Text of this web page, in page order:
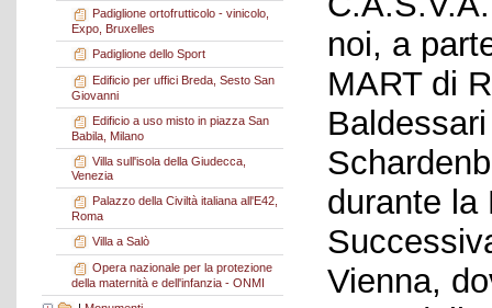
Padiglione ortofrutticolo - vinicolo,
Expo, Bruxelles
Padiglione dello Sport
Edificio per uffici Breda, Sesto San
Giovanni
Edificio a uso misto in piazza San
Babila, Milano
Villa sull'isola della Giudecca,
Venezia
Palazzo della Civiltà italiana all'E42,
Roma
Villa a Salò
Opera nazionale per la protezione
della maternità e dell'infanzia - ONMI
noi, a
MART di
durante la
Vienna,